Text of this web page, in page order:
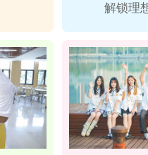
解锁理